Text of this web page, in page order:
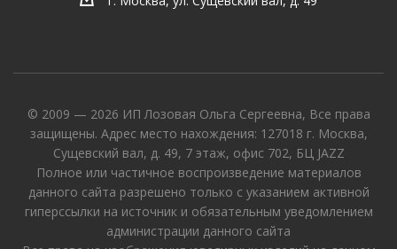
© 2009 — 2026 ИП Лозовая Ольга Сергеевна, Все права
защищены. Адрес место нахождения: 127018 г. Москва,
Сущевский вал, д. 49, 7 этаж, офис 702, БЦ JAZZ
Полное или частичное воспроизведение материалов
данного сайта разрешено только с указанием активной
гиперссылки на источник и обязательным уведомлением
администрации данного сайта